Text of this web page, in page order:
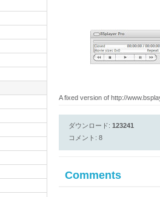
A fixed version of http://
ダウンロード: 123241
コメント: 8
Comments